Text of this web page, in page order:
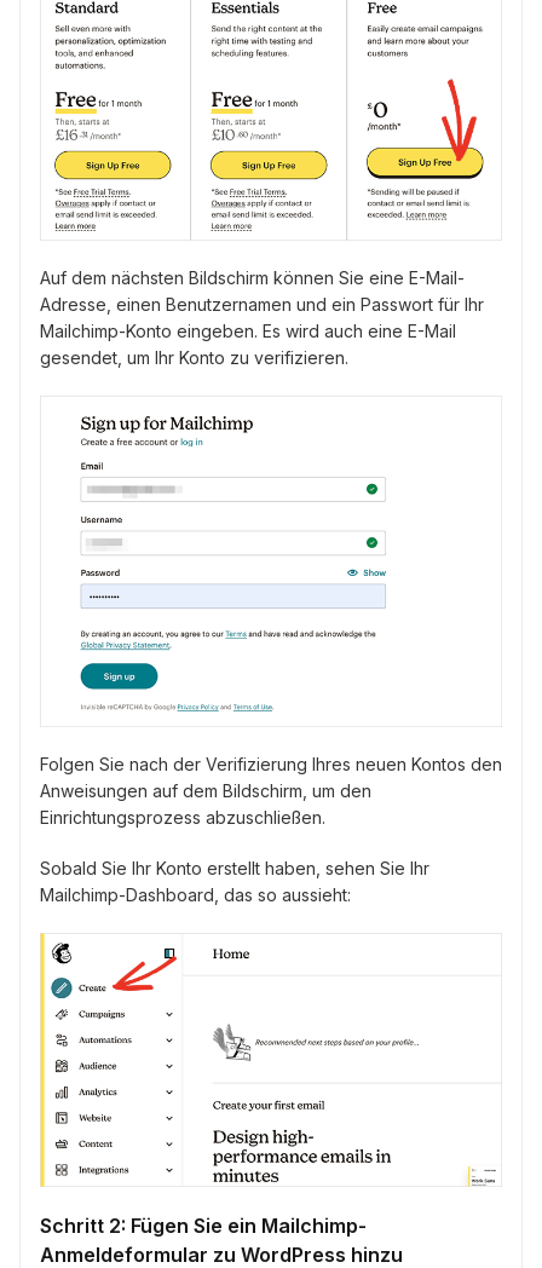
Auf dem nächsten Bildschirm können Sie eine E-Mail-
Adresse, einen Benutzernamen und ein Passwort für Ihr
Mailchimp-Konto eingeben. Es wird auch eine E-Mail
gesendet, um Ihr Konto zu verifizieren.
Folgen Sie nach der Verifizierung Ihres neuen Kontos den
Anweisungen auf dem Bildschirm, um den
Einrichtungsprozess abzuschließen.
Sobald Sie Ihr Konto erstellt haben, sehen Sie Ihr
Mailchimp-Dashboard, das so aussieht:
Schritt 2: Fügen Sie ein Mailchimp-
Anmeldeformular zu WordPress hinzu